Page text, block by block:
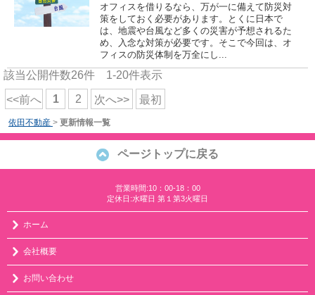
オフィスを借りるなら、万が一に備えて防災対
策をしておく必要があります。とくに日本で
は、地震や台風など多くの災害が予想されるた
め、入念な対策が必要です。そこで今回は、オ
フィスの防災体制を万全にし...
該当公開件数26件 1-20件表示
<<前へ 1 2 次へ>> 最初
依田不動産 > 更新情報一覧
ページトップに戻る
営業時間:10：00-18：00
定休日:水曜日 第１第3火曜日
ホーム
会社概要
お問い合わせ